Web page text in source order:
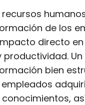
recursos
de los
directo en
productividad.
bien